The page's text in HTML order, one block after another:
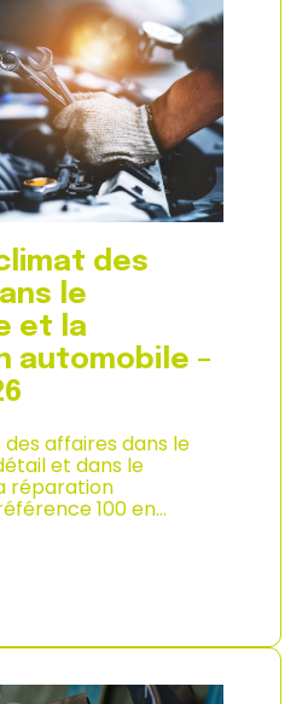
des
le
et la
automobile –
affaires dans le
et dans le
réparation
100 en…